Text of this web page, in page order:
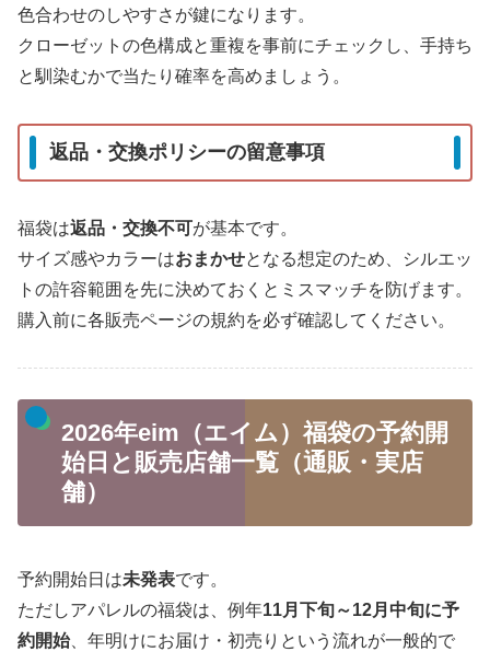
色合わせのしやすさが鍵になります。
クローゼットの色構成と重複を事前にチェックし、手持ち
と馴染むかで当たり確率を高めましょう。
返品・交換ポリシーの留意事項
福袋は返品・交換不可が基本です。
サイズ感やカラーはおまかせとなる想定のため、シルエッ
トの許容範囲を先に決めておくとミスマッチを防げます。
購入前に各販売ページの規約を必ず確認してください。
2026年eim（エイム）福袋の予約開
始日と販売店舗一覧（通販・実店
舗）
予約開始日は未発表です。
ただしアパレルの福袋は、例年11月下旬～12月中旬に予
約開始、年明けにお届け・初売りという流れが一般的で